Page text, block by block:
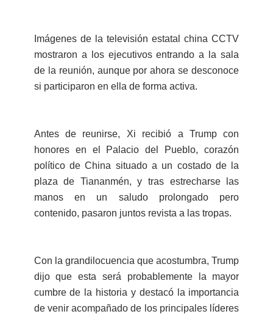
Imágenes de la televisión estatal china CCTV
mostraron a los ejecutivos entrando a la sala
de la reunión, aunque por ahora se desconoce
si participaron en ella de forma activa.
Antes de reunirse, Xi recibió a Trump con
honores en el Palacio del Pueblo, corazón
político de China situado a un costado de la
plaza de Tiananmén, y tras estrecharse las
manos en un saludo prolongado pero
contenido, pasaron juntos revista a las tropas.
Con la grandilocuencia que acostumbra, Trump
dijo que esta será probablemente la mayor
cumbre de la historia y destacó la importancia
de venir acompañado de los principales líderes